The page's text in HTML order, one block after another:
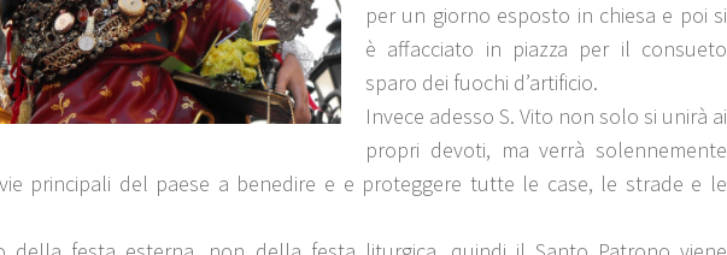
per un giorno esposto in chiesa e poi si
è affacciato in piazza per il consueto
sparo dei fuochi d’artificio.
Invece adesso S. Vito non solo si unirà ai
propri devoti, ma verrà solennemente
principali del paese a benedire e e proteggere tutte le case, le strade e le